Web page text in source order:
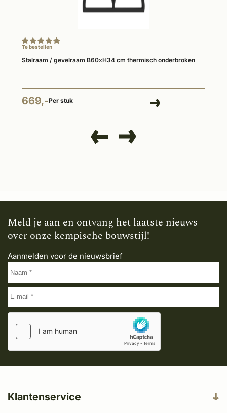
Te bestellen
Stalraam / gevelraam B60xH34 cm thermisch onderbroken
669,-Per stuk
Meld je aan en ontvang het laatste nieuws
over onze kempische bouwstijl!
Aanmelden voor de nieuwsbrief
Klantenservice